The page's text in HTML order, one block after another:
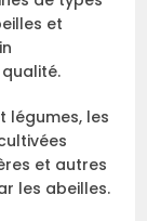
et
légumes, les
et autres
les abeilles.